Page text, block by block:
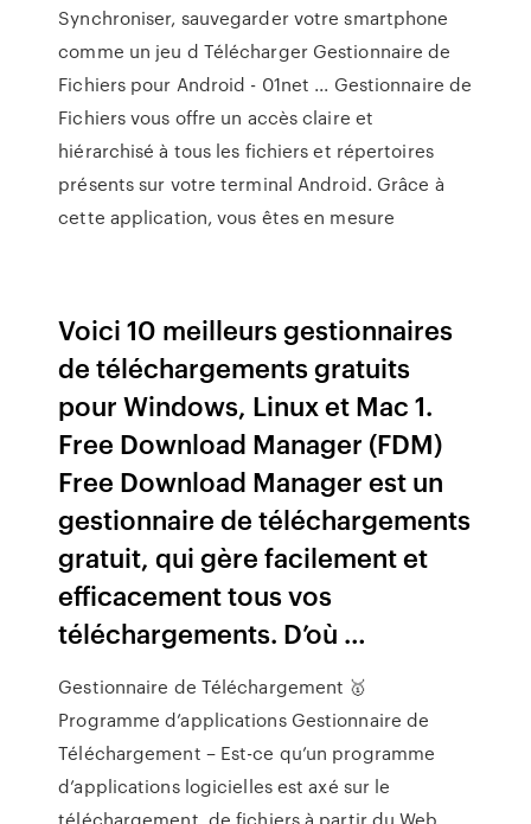
Synchroniser, sauvegarder votre smartphone
comme un jeu d Télécharger Gestionnaire de
Fichiers pour Android - 01net ... Gestionnaire de
Fichiers vous offre un accès claire et
hiérarchisé à tous les fichiers et répertoires
présents sur votre terminal Android. Grâce à
cette application, vous êtes en mesure
Voici 10 meilleurs gestionnaires
de téléchargements gratuits
pour Windows, Linux et Mac 1.
Free Download Manager (FDM)
Free Download Manager est un
gestionnaire de téléchargements
gratuit, qui gère facilement et
efficacement tous vos
téléchargements. D’où …
Gestionnaire de Téléchargement 🥇
Programme d’applications Gestionnaire de
Téléchargement – Est-ce qu’un programme
d’applications logicielles est axé sur le
téléchargement. de fichiers à partir du Web